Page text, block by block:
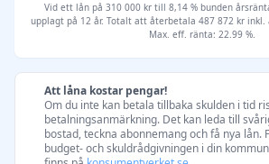
Vid ett lån på 310 000 kr till 8,14 % bunden
upplagt på 12 år. Totalt att återbetala 487 872 kr inkl.
Max. eff. ränta: 22.99 %.
Att låna kostar pengar!
Om du inte kan betala tillbaka skulden i tid
betalningsanmärkning. Det kan leda till
bostad, teckna abonnemang och få nya lån.
budget- och skuldrådgivningen i din